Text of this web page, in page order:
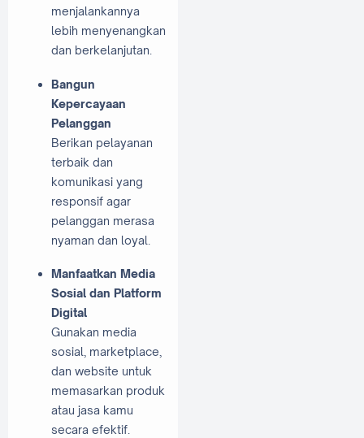
menjalankannya
lebih menyenangkan
dan berkelanjutan.
Bangun
Kepercayaan
Pelanggan
Berikan pelayanan
terbaik dan
komunikasi yang
responsif agar
pelanggan merasa
nyaman dan loyal.
Manfaatkan Media
Sosial dan Platform
Digital
Gunakan media
sosial, marketplace,
dan website untuk
memasarkan produk
atau jasa kamu
secara efektif.